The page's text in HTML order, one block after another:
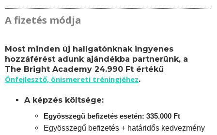
A fizetés módja
Most minden új hallgatónknak ingyenes
hozzáférést adunk ajándékba partnerünk, a
The Bright Academy 24.990 Ft értékű
Önfejlesztő, önismereti tréningjéhez.
A képzés költsége:
Egyösszegű befizetés esetén: 335.000 Ft
Egyösszegű befizetés + határidős kedvezmény